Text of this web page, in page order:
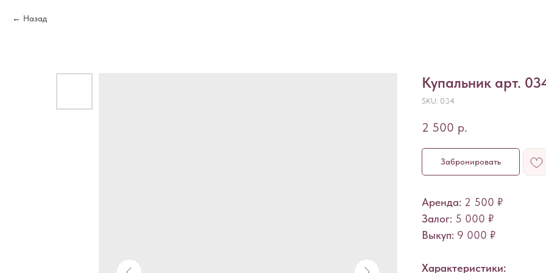
Назад
Купальник арт.
SKU: 034
2 500 р.
Забронировать
Аренда: 2 500 ₽
Залог: 5 000 ₽
Выкуп: 9 000 ₽
Характеристики: